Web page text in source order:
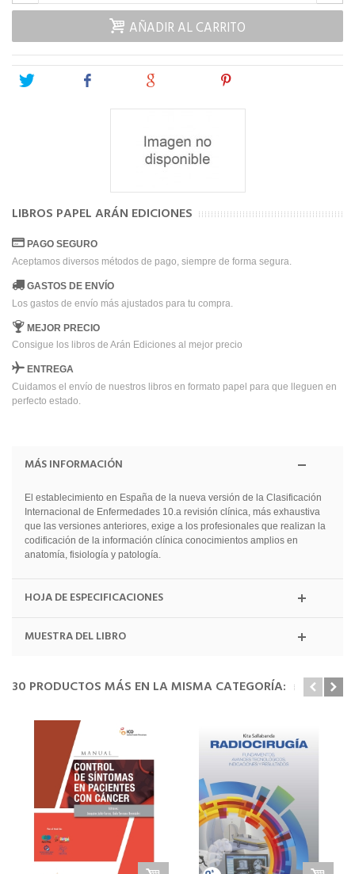
AÑADIR AL CARRITO
Tweet
LIBROS PAPEL ARÁN EDICIONES
PAGO SEGURO
Aceptamos diversos métodos de pago, siempre de forma segura.
GASTOS DE ENVÍO
Los gastos de envío más ajustados para tu compra.
MEJOR PRECIO
Consigue los libros de Arán Ediciones al mejor precio
ENTREGA
Cuidamos el envío de nuestros libros en formato papel para que lleguen en
perfecto estado.
MÁS INFORMACIÓN
El establecimiento en España de la nueva versión de la Clasificación
Internacional de Enfermedades 10.a revisión clínica, más exhaustiva
que las versiones anteriores, exige a los profesionales que realizan la
codificación de la información clínica conocimientos amplios en
anatomía, fisiología y patología.
HOJA DE ESPECIFICACIONES
MUESTRA DEL LIBRO
30 PRODUCTOS MÁS EN LA MISMA CATEGORÍA: